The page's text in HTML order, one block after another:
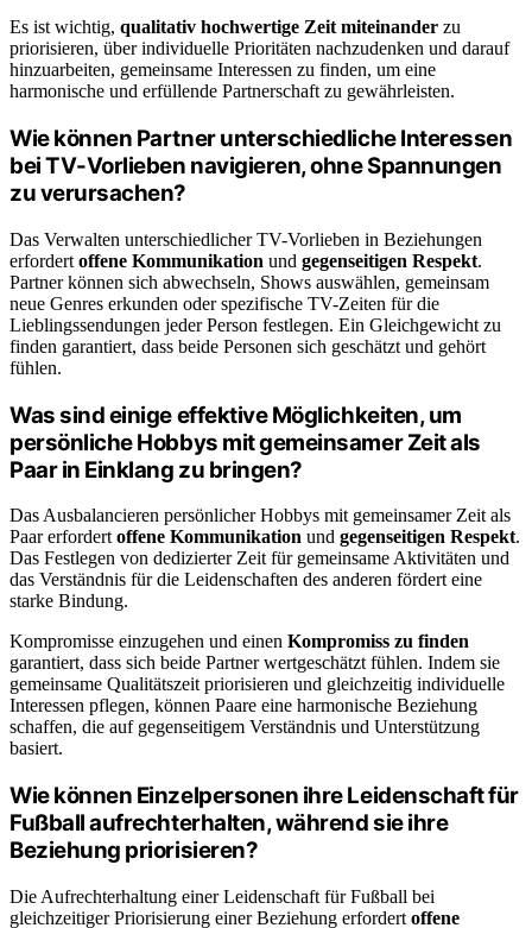
Es ist wichtig, qualitativ hochwertige Zeit miteinander zu
priorisieren, über individuelle Prioritäten nachzudenken und darauf
hinzuarbeiten, gemeinsame Interessen zu finden, um eine
harmonische und erfüllende Partnerschaft zu gewährleisten.
Wie können Partner unterschiedliche Interessen
bei TV-Vorlieben navigieren, ohne Spannungen
zu verursachen?
Das Verwalten unterschiedlicher TV-Vorlieben in Beziehungen
erfordert offene Kommunikation und gegenseitigen Respekt.
Partner können sich abwechseln, Shows auswählen, gemeinsam
neue Genres erkunden oder spezifische TV-Zeiten für die
Lieblingssendungen jeder Person festlegen. Ein Gleichgewicht zu
finden garantiert, dass beide Personen sich geschätzt und gehört
fühlen.
Was sind einige effektive Möglichkeiten, um
persönliche Hobbys mit gemeinsamer Zeit als
Paar in Einklang zu bringen?
Das Ausbalancieren persönlicher Hobbys mit gemeinsamer Zeit als
Paar erfordert offene Kommunikation und gegenseitigen Respekt.
Das Festlegen von dedizierter Zeit für gemeinsame Aktivitäten und
das Verständnis für die Leidenschaften des anderen fördert eine
starke Bindung.
Kompromisse einzugehen und einen Kompromiss zu finden
garantiert, dass sich beide Partner wertgeschätzt fühlen. Indem sie
gemeinsame Qualitätszeit priorisieren und gleichzeitig individuelle
Interessen pflegen, können Paare eine harmonische Beziehung
schaffen, die auf gegenseitigem Verständnis und Unterstützung
basiert.
Wie können Einzelpersonen ihre Leidenschaft für
Fußball aufrechterhalten, während sie ihre
Beziehung priorisieren?
Die Aufrechterhaltung einer Leidenschaft für Fußball bei
gleichzeitiger Priorisierung einer Beziehung erfordert offene